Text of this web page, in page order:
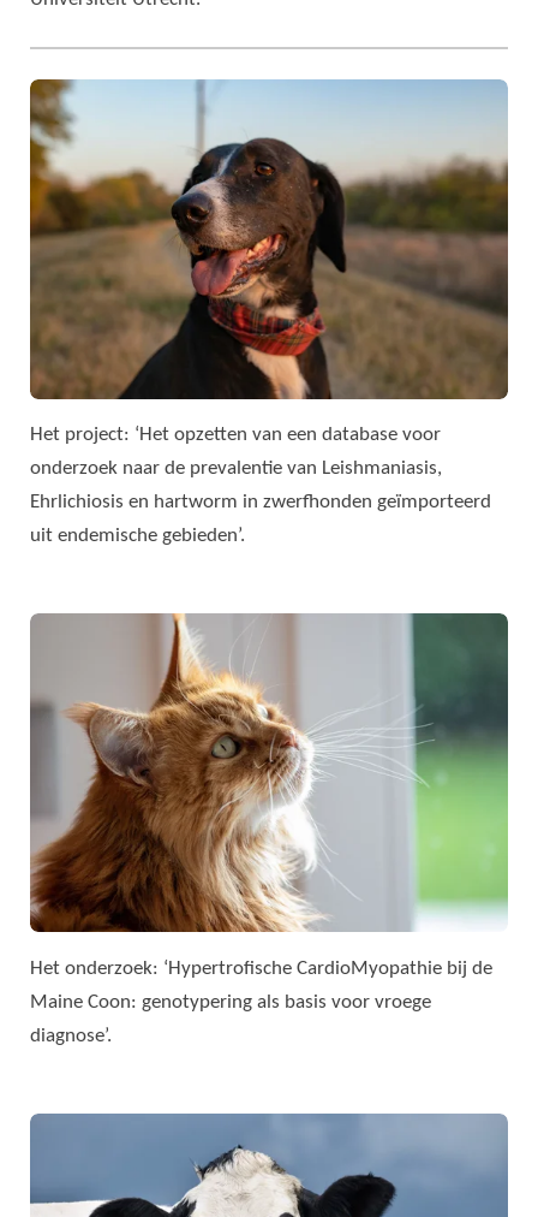
Het project: ‘Het opzetten van een database voor
onderzoek naar de prevalentie van Leishmaniasis,
Ehrlichiosis en hartworm in zwerfhonden geïmporteerd
uit endemische gebieden’.
Het onderzoek: ‘Hypertrofische CardioMyopathie bij de
Maine Coon: genotypering als basis voor vroege
diagnose’.